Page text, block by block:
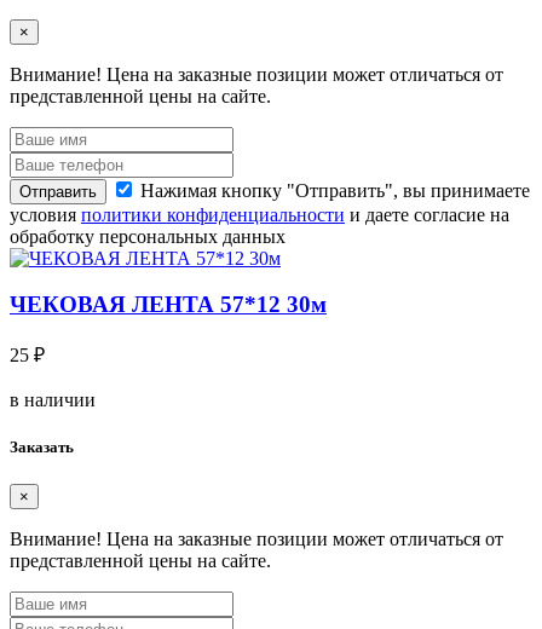
×
Внимание! Цена на заказные позиции может отличаться от
представленной цены на сайте.
Отправить
Нажимая кнопку "Отправить", вы принимаете
условия политики конфиденциальности и даете согласие на
обработку персональных данных
ЧЕКОВАЯ ЛЕНТА 57*12 30м
25 ₽
в наличии
Заказать
×
Внимание! Цена на заказные позиции может отличаться от
представленной цены на сайте.